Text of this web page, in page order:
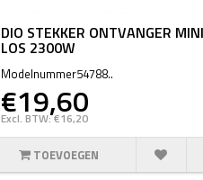
DIO STEKKER ONTVANGER MINI
LOS 2300W
Modelnummer54788..
€19,60
Excl. BTW: €16,20
TOEVOEGEN